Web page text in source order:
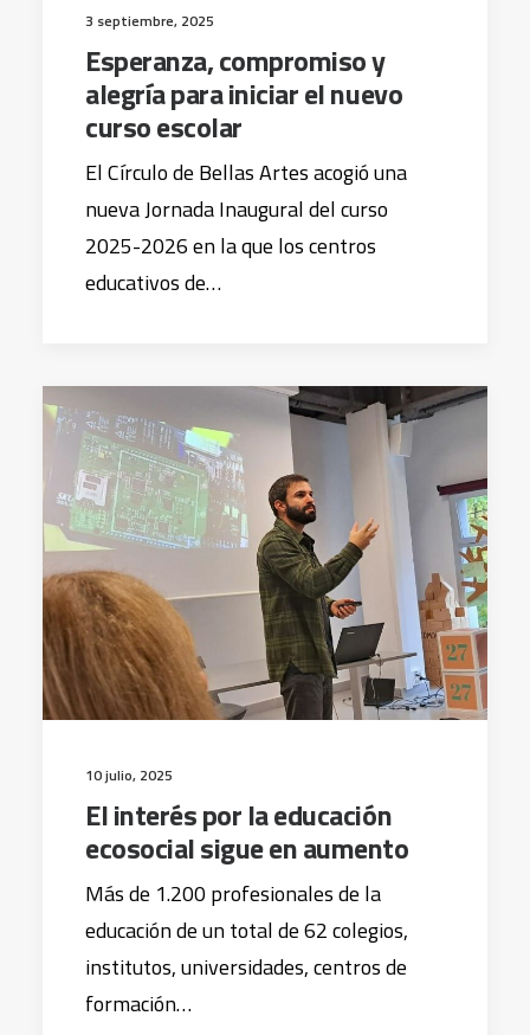
3 septiembre, 2025
Esperanza, compromiso y
alegría para iniciar el nuevo
curso escolar
El Círculo de Bellas Artes acogió una
nueva Jornada Inaugural del curso
2025-2026 en la que los centros
educativos de…
10 julio, 2025
El interés por la educación
ecosocial sigue en aumento
Más de 1.200 profesionales de la
educación de un total de 62 colegios,
institutos, universidades, centros de
formación…